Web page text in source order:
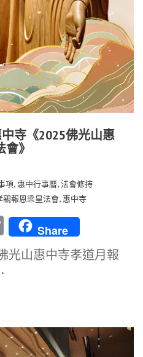
寺《2025佛光山惠
》
項, 惠中行事曆,法會修持
親報恩梁皇法會, 惠中寺
C
o
p
n
k
Share
光山惠中寺孝道月報